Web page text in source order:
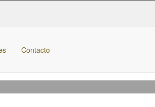
Contacto